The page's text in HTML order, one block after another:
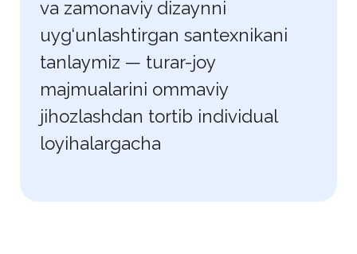
Ekspluatatsiya xarajatlarini
kamaytirish